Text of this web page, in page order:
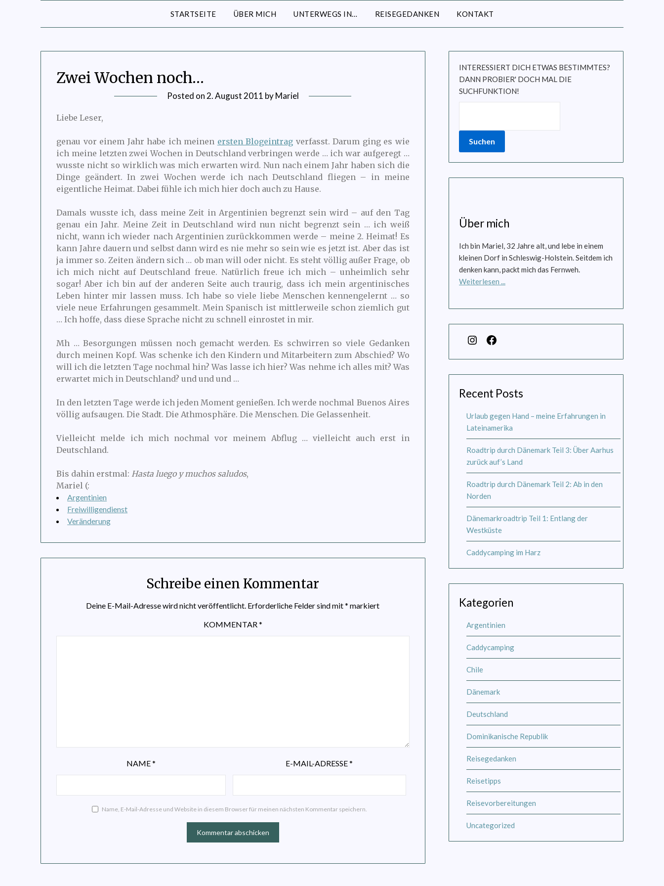
STARTSEITE ÜBER MICH UNTERWEGS IN… REISEGEDANKEN KONTAKT
Zwei Wochen noch…
Posted on 2. August 2011 byMariel
Liebe Leser,
genau vor einem Jahr habe ich meinen ersten Blogeintrag verfasst. Darum ging es wie
ich meine letzten zwei Wochen in Deutschland verbringen werde … ich war aufgeregt …
wusste nicht so wirklich was mich erwarten wird. Nun nach einem Jahr haben sich die
Dinge geändert. In zwei Wochen werde ich nach Deutschland fliegen – in meine
eigentliche Heimat. Dabei fühle ich mich hier doch auch zu Hause.
Damals wusste ich, dass meine Zeit in Argentinien begrenzt sein wird – auf den Tag
genau ein Jahr. Meine Zeit in Deutschland wird nun nicht begrenzt sein … ich weiß
nicht, wann ich wieder nach Argentinien zurückkommen werde – meine 2. Heimat! Es
kann Jahre dauern und selbst dann wird es nie mehr so sein wie es jetzt ist. Aber das ist
ja immer so. Zeiten ändern sich … ob man will oder nicht. Es steht völlig außer Frage, ob
ich mich nicht auf Deutschland freue. Natürlich freue ich mich – unheimlich sehr
sogar! Aber ich bin auf der anderen Seite auch traurig, dass ich mein argentinisches
Leben hinter mir lassen muss. Ich habe so viele liebe Menschen kennengelernt … so
viele neue Erfahrungen gesammelt. Mein Spanisch ist mittlerweile schon ziemlich gut
… Ich hoffe, dass diese Sprache nicht zu schnell einrostet in mir.
Mh … Besorgungen müssen noch gemacht werden. Es schwirren so viele Gedanken
durch meinen Kopf. Was schenke ich den Kindern und Mitarbeitern zum Abschied? Wo
will ich die letzten Tage nochmal hin? Was lasse ich hier? Was nehme ich alles mit? Was
erwartet mich in Deutschland? und und und …
In den letzten Tage werde ich jeden Moment genießen. Ich werde nochmal Buenos Aires
völlig aufsaugen. Die Stadt. Die Athmosphäre. Die Menschen. Die Gelassenheit.
Vielleicht melde ich mich nochmal vor meinem Abflug … vielleicht auch erst in
Deutschland.
Bis dahin erstmal:Hasta luego y muchos saludos,
Mariel (:
Argentinien
Freiwilligendienst
Veränderung
Schreibe einen Kommentar
Deine E-Mail-Adresse wird nicht veröffentlicht. Erforderliche Felder sind mit* markiert
KOMMENTAR*
NAME* E-MAIL-ADRESSE*
Name, E-Mail-Adresse und Website in diesem Browser für meinen nächsten Kommentar speichern.
INTERESSIERT DICH ETWAS BESTIMMTES?
DANN PROBIER' DOCH MAL DIE
SUCHFUNKTION!
Suchen
Über mich
Ich bin Mariel, 32 Jahre alt, und lebe in einem
kleinen Dorf in Schleswig-Holstein. Seitdem ich
denken kann, packt mich das Fernweh.
Weiterlesen ...
Recent Posts
Urlaub gegen Hand – meine Erfahrungen in
Lateinamerika
Roadtrip durch Dänemark Teil 3: Über Aarhus
zurück auf’s Land
Roadtrip durch Dänemark Teil 2: Ab in den
Norden
Dänemarkroadtrip Teil 1: Entlang der
Westküste
Caddycamping im Harz
Kategorien
Argentinien
Caddycamping
Chile
Dänemark
Deutschland
Dominikanische Republik
Reisegedanken
Reisetipps
Reisevorbereitungen
Uncategorized